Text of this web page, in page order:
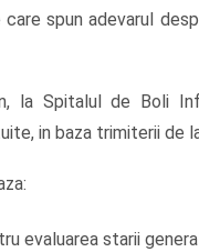
spun adevarul
la Spitalul de Boli
in baza trimiterii de
evaluarea starii